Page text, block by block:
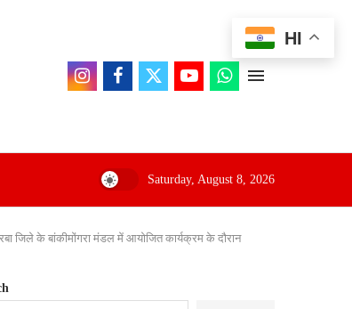
Saturday, August 8, 2026
जिले के बांकीमोंगरा मंडल में आयोजित कार्यक्रम के दौरान
HI